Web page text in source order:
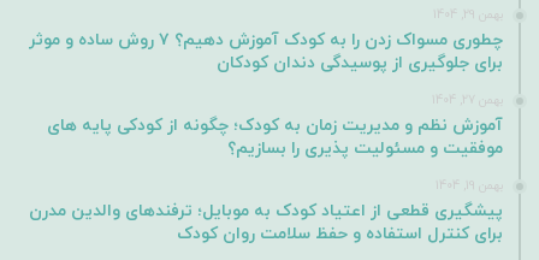
بهمن 29, 1404
چطوری مسواک زدن را به کودک آموزش دهیم؟ ۷ روش ساده و موثر
برای جلوگیری از پوسیدگی دندان کودکان
بهمن 27, 1404
آموزش نظم و مدیریت زمان به کودک؛ چگونه از کودکی پایه های
موفقیت و مسئولیت پذیری را بسازیم؟
بهمن 19, 1404
پیشگیری قطعی از اعتیاد کودک به موبایل؛ ترفندهای والدین مدرن
برای کنترل استفاده و حفظ سلامت روان کودک